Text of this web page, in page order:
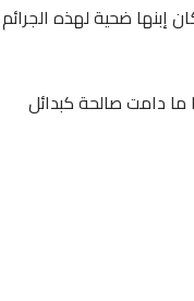
إبنها ضحية لهذه الجرائم
ما دامت صالحة كبدائل